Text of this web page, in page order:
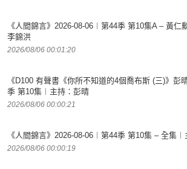
《人間錦言》2026-08-06︱第44季 第10集A – 黃仁
李錦洪
2026/08/06 00:01:20
《D100 有聲書《你所不知道的4個喬布斯 (三)》彭
季 第10集︱主持：彭晴
2026/08/06 00:00:21
《人間錦言》2026-08-06︱第44季 第10集 – 全集
2026/08/06 00:00:19